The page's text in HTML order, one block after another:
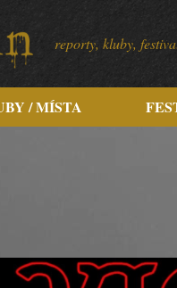
reporty, kluby,
/ MÍSTA